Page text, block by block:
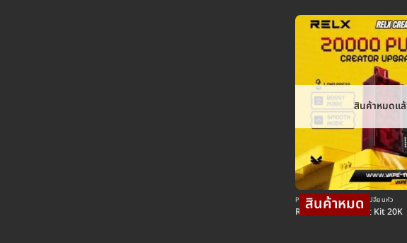
5 คะแนน
สินค้าหมดแ
POD พอตใช้แล้วทิ้ง แบบเปลี่ยนหัว
Relx Creator Boost Kit 20K